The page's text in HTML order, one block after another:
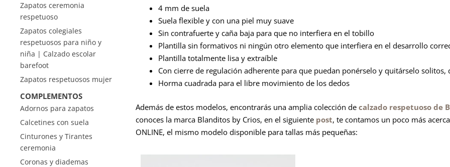
4 mm de suela
Suela flexible y con una piel muy suave
Sin contrafuerte y caña baja para que no interfiera en el tobillo
Plantilla sin formativos ni ningún otro elemento que interfiera en el desarrollo
Plantilla totalmente lisa y extraíble
Con cierre de regulación adherente para que puedan ponérselo y quitárselo
Horma cuadrada para el libre movimiento de los dedos
Además de estos modelos, encontrarás una amplia colección de calzado respetuoso de
conoces la marca Blanditos by Crios, en el siguiente post, te contamos un poco más
ONLINE, el mismo modelo disponible para tallas más pequeñas:
Zapatos ceremonia
respetuoso
Zapatos colegiales
respetuosos para niño y
niña | Calzado escolar
barefoot
Zapatos respetuosos mujer
COMPLEMENTOS
Adornos para zapatos
Calcetines con suela
Cinturones y Tirantes
ceremonia
Coronas y diademas